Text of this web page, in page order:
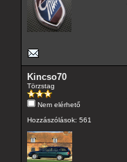
Kincso70
Törzstag
Nem elérhető
Hozzászólások: 561